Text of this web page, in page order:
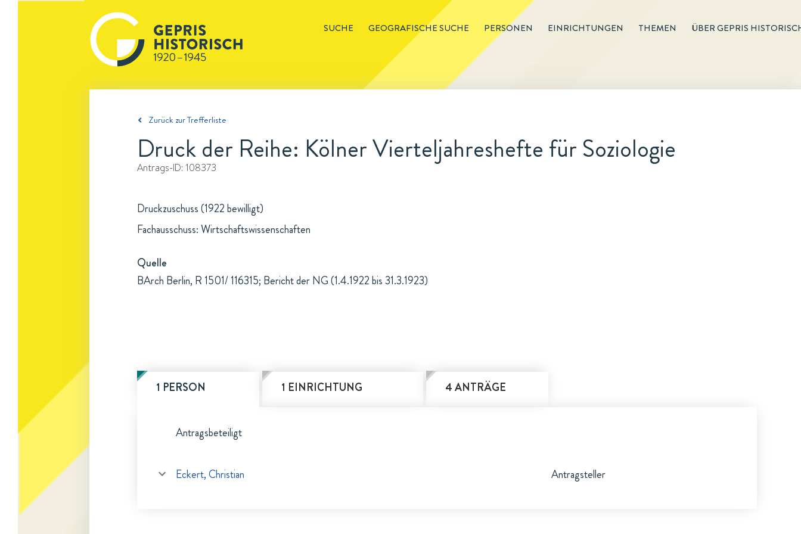
SUCHE GEOGRAFISCHE SUCHE PERSONEN EINRICHTUNGEN THEMEN ÜBER GEPRIS
Zurück zur Trefferliste
Druck der Reihe: Kölner Vierteljahreshefte für Soziologie
Antrags-ID: 108373
Druckzuschuss (1922 bewilligt)
Fachausschuss: Wirtschaftswissenschaften
Quelle
BArch Berlin, R 1501/ 116315; Bericht der NG (1.4.1922 bis 31.3.1923)
1 PERSON 1 EINRICHTUNG 4 ANTRÄGE
Antragsbeteiligt
Eckert, Christian Antragsteller